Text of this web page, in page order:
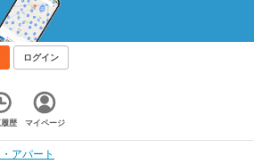
ログイン
履歴 マイページ
アパート